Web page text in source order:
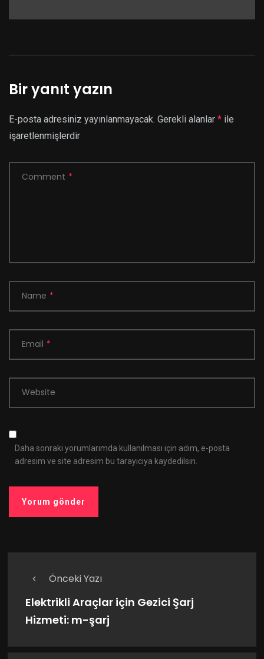
Bir yanıt yazın
E-posta adresiniz yayınlanmayacak. Gerekli alanlar * ile
işaretlenmişlerdir
Comment *
Name *
Email *
Website
Daha sonraki yorumlarımda kullanılması için adım, e-posta
adresim ve site adresim bu tarayıcıya kaydedilsin.
Önceki Yazı
Elektrikli Araçlar için Gezici Şarj
Hizmeti: m-şarj